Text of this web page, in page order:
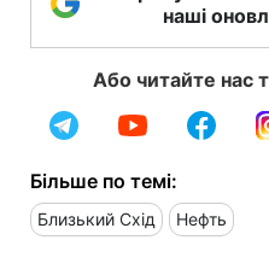
наші
Або читайте нас
Більше по темі:
Близький Схід Нефть